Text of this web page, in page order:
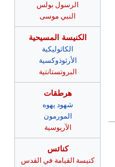
الرسول بولس
النبي موسى
الكنيسة المسيحية
الكاثوليكية
الأرثوذوكسية
البروتستانتية
هرطقات
شهود يهوه
المورمون
الآريوسية
كنائس
كنيسة القيامة في القدس